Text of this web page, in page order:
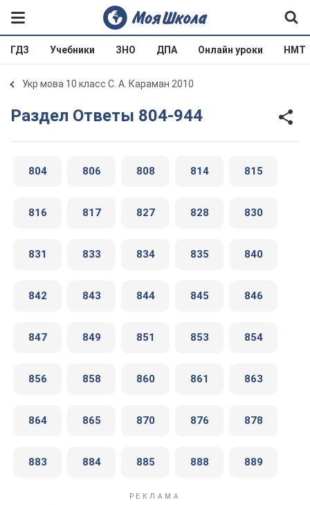
ГДЗ Учебники ЗНО ДПА Онлайн уроки НМТ
Укр мова 10 класс С. А. Караман 2010
Раздел Ответы 804-944
804 806 808 814 815
816 817 827 828 830
831 833 834 835 840
842 843 844 845 846
847 849 851 853 854
856 858 860 861 863
864 865 870 876 878
883 884 885 888 889